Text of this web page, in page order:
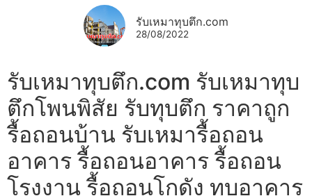
รับเหมาทุบตึก.com
28/08/2022
รับเหมาทุบตึก.com รับเหมาทุบ
ตึกโพนพิสัย รับทุบตึก ราคาถูก
รื้อถอนบ้าน รับเหมารื้อถอน
อาคาร รื้อถอนอาคาร รื้อถอน
โรงงาน รื้อถอนโกดัง ทุบอาคาร